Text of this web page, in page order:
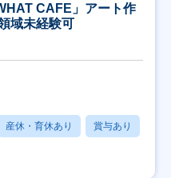
CAFE」アート作
域未経験可
産休・育休あり 賞与あり